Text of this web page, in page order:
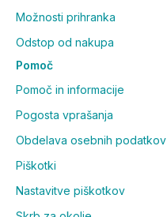
Možnosti prihranka
Odstop od nakupa
Pomoč
Pomoč in informacije
Pogosta vprašanja
Obdelava osebnih podatkov
Piškotki
Nastavitve piškotkov